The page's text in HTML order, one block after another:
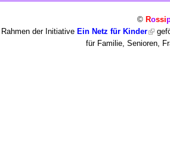
© Rossi
der Initiative Ein Netz für Kinder
für Familie, Senioren,